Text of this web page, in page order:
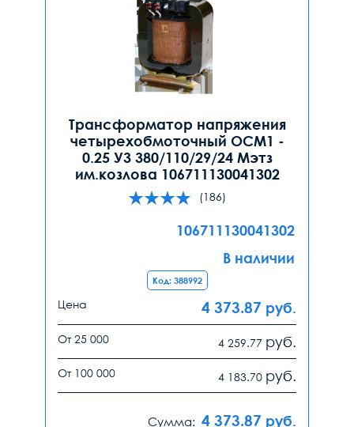
Трансформатор напряжения
четырехобмоточный ОСМ1 -
0.25 У3 380/110/29/24 Мэтз
им.козлова 106711130041302
(186)
106711130041302
В наличии
Код: 388992
Цена 4 373.87 руб.
От 25 000 4 259.77 руб.
От 100 000 4 183.70 руб.
Сумма: 4 373.87 руб.